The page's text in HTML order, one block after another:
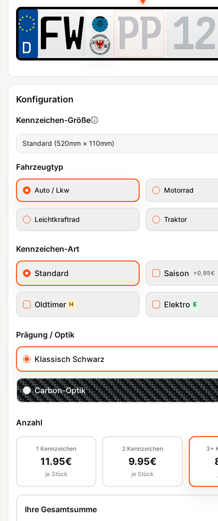
Konfiguration
Kennzeichen-Größe
Standard (520mm × 110mm)
Fahrzeugtyp
Auto / Lkw Motorrad
Leichtkraftrad Traktor
Kennzeichen-Art
Standard Saison +0,95€
Oldtimer H Elektro E
Prägung / Optik
Klassisch Schwarz
Carbon-Optik
Anzahl
1 Kennzeichen
11.95€
je Stück
2 Kennzeichen
9.95€
je Stück
3+
Ihre Gesamtsumme
▼
PP